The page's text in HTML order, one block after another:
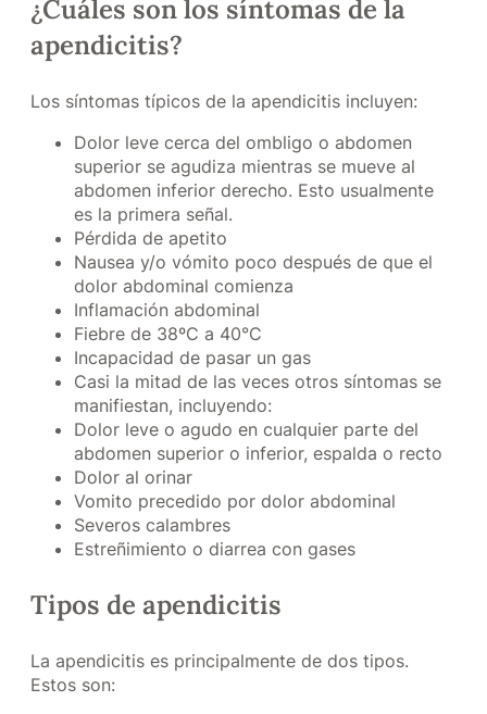
¿Cuáles son los síntomas de la
apendicitis?
Los síntomas típicos de la apendicitis incluyen:
Dolor leve cerca del ombligo o abdomen
superior se agudiza mientras se mueve al
abdomen inferior derecho. Esto usualmente
es la primera señal.
Pérdida de apetito
Nausea y/o vómito poco después de que el
dolor abdominal comienza
Inflamación abdominal
Fiebre de 38ºC a 40°C
Incapacidad de pasar un gas
Casi la mitad de las veces otros síntomas se
manifiestan, incluyendo:
Dolor leve o agudo en cualquier parte del
abdomen superior o inferior, espalda o recto
Dolor al orinar
Vomito precedido por dolor abdominal
Severos calambres
Estreñimiento o diarrea con gases
Tipos de apendicitis
La apendicitis es principalmente de dos tipos.
Estos son: